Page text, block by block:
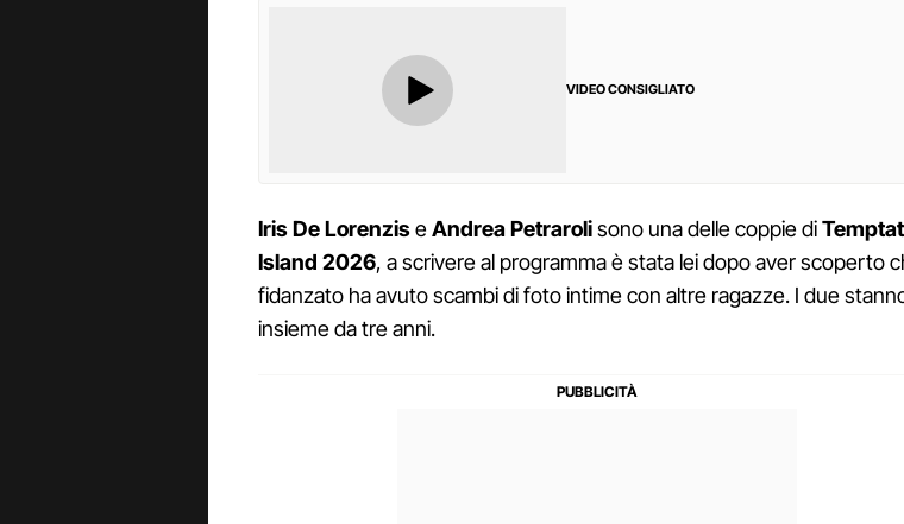
VIDEO CONSIGLIATO
Iris De LorenziseAndrea Petrarolisono una delle coppie di
Island 2026, a scrivere al programma è stata lei dopo aver scoperto
fidanzato ha avuto scambi di foto intime con altre ragazze. I due
insieme da tre anni.